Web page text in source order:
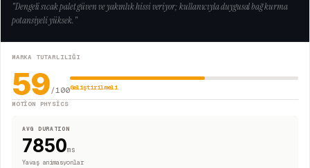
"Dengeli sıcak palet güven ve yakınlık hissi veriyor; kullanıcıyla duygusal bağ kurma
potansiyeli yüksek."
MARKA TUTARLILIĞI
59/100Geliştirilmeli
MOTION PHYSICS
AVG DURATION
7850ms
Yavaş animasyonlar